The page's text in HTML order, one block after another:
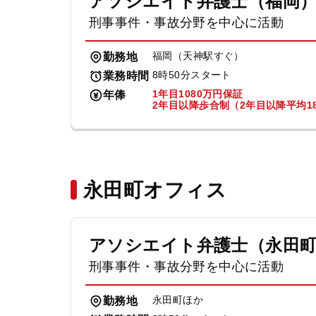
刑事事件・事故分野を中心に活動
勤務地 福岡（天神駅すぐ）
業務時間 8時50分スタート
年俸
1年目1080万円保証
2年目以降歩合制（2年目以降平均
永田町オフィス
アソシエイト弁護士（永田町
刑事事件・事故分野を中心に活動
勤務地 永田町ほか